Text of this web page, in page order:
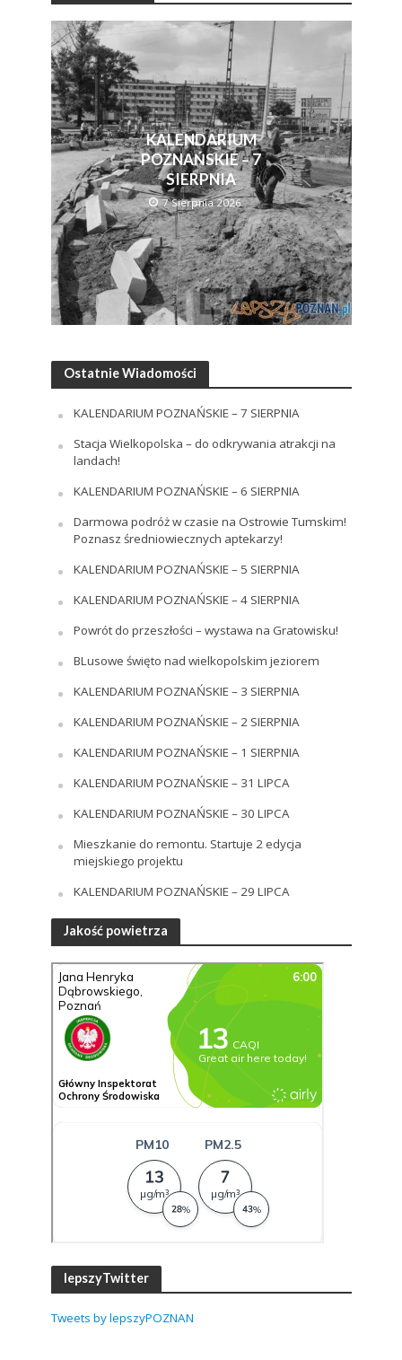
KALENDARIUM
POZNAŃSKIE – 7
SIERPNIA
7 Sierpnia 2026
Ostatnie Wiadomości
KALENDARIUM POZNAŃSKIE – 7 SIERPNIA
Stacja Wielkopolska – do odkrywania atrakcji na
landach!
KALENDARIUM POZNAŃSKIE – 6 SIERPNIA
Darmowa podróż w czasie na Ostrowie Tumskim!
Poznasz średniowiecznych aptekarzy!
KALENDARIUM POZNAŃSKIE – 5 SIERPNIA
KALENDARIUM POZNAŃSKIE – 4 SIERPNIA
Powrót do przeszłości – wystawa na Gratowisku!
BLusowe święto nad wielkopolskim jeziorem
KALENDARIUM POZNAŃSKIE – 3 SIERPNIA
KALENDARIUM POZNAŃSKIE – 2 SIERPNIA
KALENDARIUM POZNAŃSKIE – 1 SIERPNIA
KALENDARIUM POZNAŃSKIE – 31 LIPCA
KALENDARIUM POZNAŃSKIE – 30 LIPCA
Mieszkanie do remontu. Startuje 2 edycja
miejskiego projektu
KALENDARIUM POZNAŃSKIE – 29 LIPCA
Jakość powietrza
lepszyTwitter
Tweets by lepszyPOZNAN